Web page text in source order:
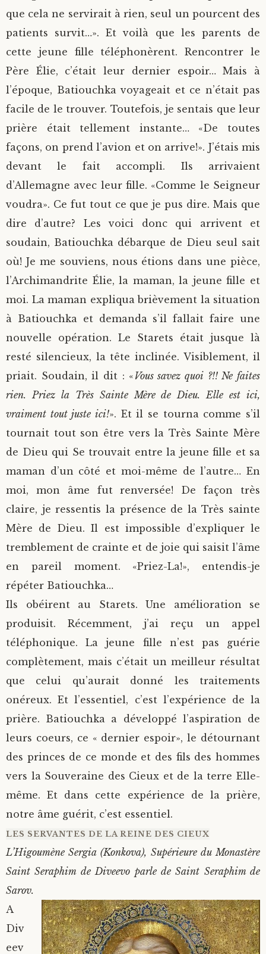
que cela ne servirait à rien, seul un pourcent des
patients survit…». Et voilà que les parents de
cette jeune fille téléphonèrent. Rencontrer le
Père Élie, c’était leur dernier espoir… Mais à
l’époque, Batiouchka voyageait et ce n’était pas
facile de le trouver. Toutefois, je sentais que leur
prière était tellement instante… «De toutes
façons, on prend l’avion et on arrive!». J’étais mis
devant le fait accompli. Ils arrivaient
d’Allemagne avec leur fille. «Comme le Seigneur
voudra». Ce fut tout ce que je pus dire. Mais que
dire d’autre? Les voici donc qui arrivent et
soudain, Batiouchka débarque de Dieu seul sait
où! Je me souviens, nous étions dans une pièce,
l’Archimandrite Élie, la maman, la jeune fille et
moi. La maman expliqua brièvement la situation
à Batiouchka et demanda s’il fallait faire une
nouvelle opération. Le Starets était jusque là
resté silencieux, la tête inclinée. Visiblement, il
priait. Soudain, il dit : « Vous savez quoi ?!! Ne faites
rien. Priez la Très Sainte Mère de Dieu. Elle est ici,
vraiment tout juste ici!». Et il se tourna comme s’il
tournait tout son être vers la Très Sainte Mère
de Dieu qui Se trouvait entre la jeune fille et sa
maman d’un côté et moi-même de l’autre… En
moi, mon âme fut renversée! De façon très
claire, je ressentis la présence de la Très sainte
Mère de Dieu. Il est impossible d’expliquer le
tremblement de crainte et de joie qui saisit l’âme
en pareil moment. «Priez-La!», entendis-je
répéter Batiouchka…
Ils obéirent au Starets. Une amélioration se
produisit. Récemment, j’ai reçu un appel
téléphonique. La jeune fille n’est pas guérie
complètement, mais c’était un meilleur résultat
que celui qu’aurait donné les traitements
onéreux. Et l’essentiel, c’est l’expérience de la
prière. Batiouchka a développé l’aspiration de
leurs coeurs, ce « dernier espoir», le détournant
des princes de ce monde et des fils des hommes
vers la Souveraine des Cieux et de la terre Elle-
même. Et dans cette expérience de la prière,
notre âme guérit, c’est essentiel.
LES SERVANTES DE LA REINE DES CIEUX
L’Higoumène Sergia (Konkova), Supérieure du Monastère
Saint Seraphim de Diveevo parle de Saint Seraphim de
Sarov.
A
Div
eev